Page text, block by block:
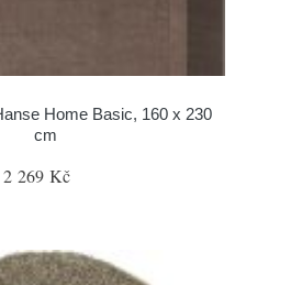
Home Basic, 160 x 230
cm
2 269 Kč